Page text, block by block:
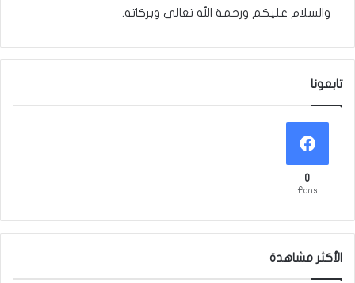
والسلام عليكم ورحمة الله تعالى وبركاته.
تابعونا
0
Fans
الأكثر مشاهدة